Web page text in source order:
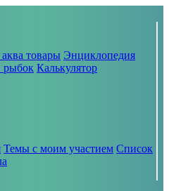
товары Энциклопедия
рыбок Калькулятор
Темы с моим участием Список